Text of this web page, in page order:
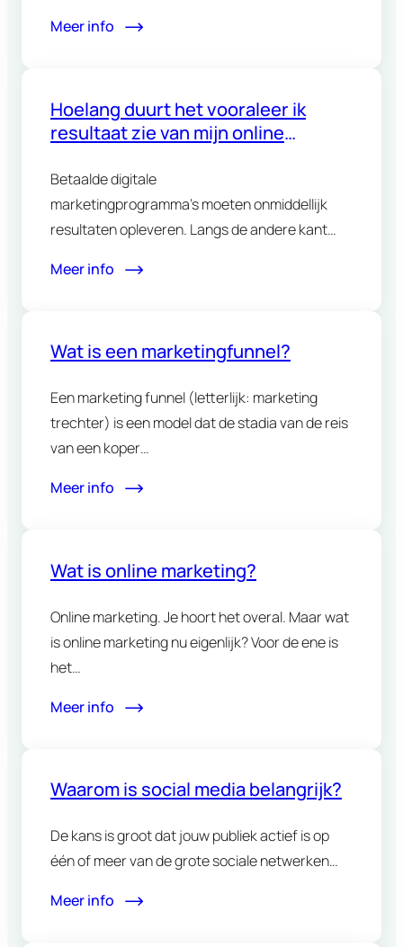
Meer info
Hoelang duurt het vooraleer ik
resultaat zie van mijn online
Betaalde digitale
marketingprogramma’s moeten onmiddellijk
resultaten opleveren. Langs de andere kant
het bouwen van e-maillijsten
Meer info
Wat is een marketingfunnel?
Een marketing funnel (letterlijk: marketing
trechter) is een model dat de stadia van de reis
van een koper…
Meer info
Wat is online marketing?
Online marketing. Je hoort het overal. Maar wat
is online marketing nu eigenlijk? Voor de ene is
het…
Meer info
Waarom is social media belangrijk?
De kans is groot dat jouw publiek actief is op
één of meer van de grote sociale netwerken…
Meer info